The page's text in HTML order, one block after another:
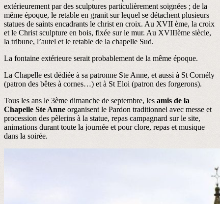
extérieurement par des sculptures particulièrement soignées ; de la
même époque, le retable en granit sur lequel se détachent plusieurs
statues de saints encadrants le christ en croix. Au XVII ème, la croix
et le Christ sculpture en bois, fixée sur le mur. Au XVIIIème siècle,
la tribune, l’autel et le retable de la chapelle Sud.
La fontaine extérieure serait probablement de la même époque.
La Chapelle est dédiée à sa patronne Ste Anne, et aussi à St Cornély
(patron des bêtes à cornes…) et à St Eloi (patron des forgerons).
Tous les ans le 3ème dimanche de septembre, les amis de la
Chapelle Ste Anne organisent le Pardon traditionnel avec messe et
procession des pèlerins à la statue, repas campagnard sur le site,
animations durant toute la journée et pour clore, repas et musique
dans la soirée.